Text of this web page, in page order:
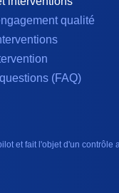
qualité
(FAQ)
et fait l'objet d'un